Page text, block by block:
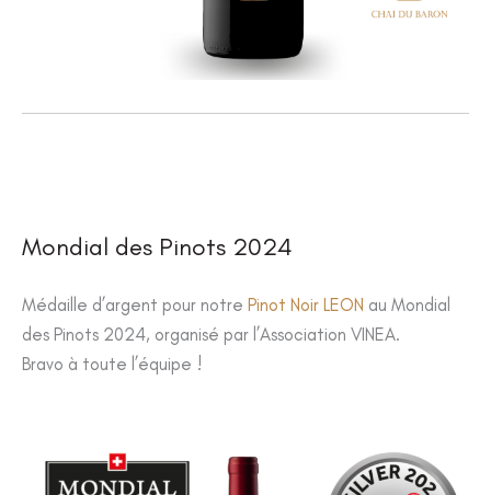
Mondial des Pinots 2024
Médaille d’argent pour notre Pinot Noir LEON au Mondial
des Pinots 2024, organisé par l’Association VINEA.
Bravo à toute l’équipe !